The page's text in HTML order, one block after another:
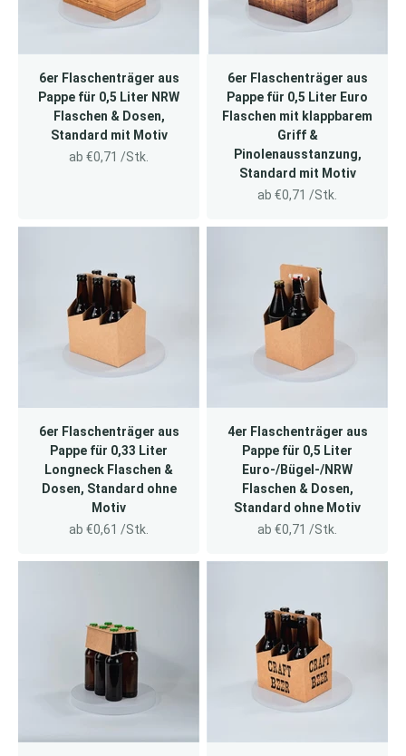
6er Flaschenträger aus
Pappe für 0,5 Liter NRW
Flaschen & Dosen,
Standard mit Motiv
Angebot
ab €0,71 /Stk.
6er Flaschenträger aus
Pappe für 0,5 Liter Euro
Flaschen mit klappbarem
Griff &
Pinolenausstanzung,
Standard mit Motiv
Angebot
ab €0,71 /Stk.
6er Flaschenträger aus
Pappe für 0,33 Liter
Longneck Flaschen &
Dosen, Standard ohne
Motiv
Angebot
ab €0,61 /Stk.
4er Flaschenträger aus
Pappe für 0,5 Liter
Euro-/Bügel-/NRW
Flaschen & Dosen,
Standard ohne Motiv
Angebot
ab €0,71 /Stk.